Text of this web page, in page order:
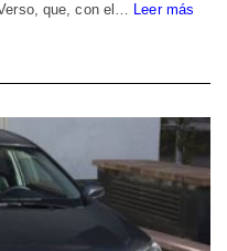
que, con el… Leer más